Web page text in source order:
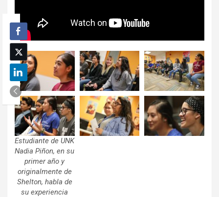
Estudiante de UNK
Nadia Piñon, en su
primer año y
originalmente de
Shelton, habla de
su experiencia